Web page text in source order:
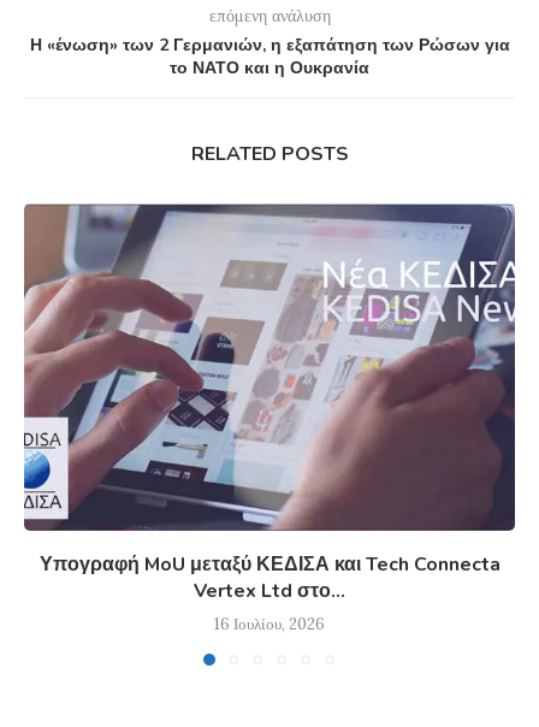
επόμενη ανάλυση
Η «ένωση» των 2 Γερμανιών, η εξαπάτηση των Ρώσων για
το ΝΑΤΟ και η Ουκρανία
RELATED POSTS
Υπογραφή MoU μεταξύ ΚΕΔΙΣΑ και Tech Connecta
Vertex Ltd στο...
16 Ιουλίου, 2026